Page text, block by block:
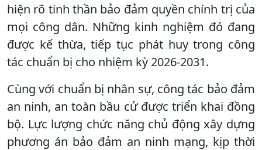
hiện rõ tinh thần bảo đảm quyền chính trị của
mọi công dân. Những kinh nghiệm đó đang
được kế thừa, tiếp tục phát huy trong công
tác chuẩn bị cho nhiệm kỳ 2026-2031.
Cùng với chuẩn bị nhân sự, công tác bảo đảm
an ninh, an toàn bầu cử được triển khai đồng
bộ. Lực lượng chức năng chủ động xây dựng
phương án bảo đảm an ninh mạng, kịp thời